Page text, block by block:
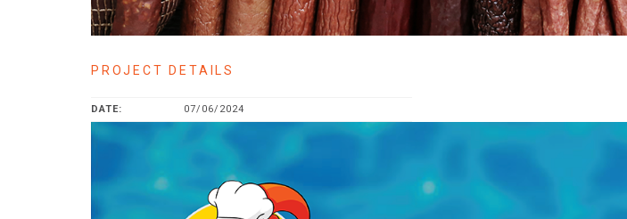
PROJECT DETAILS
DATE: 07/06/2024